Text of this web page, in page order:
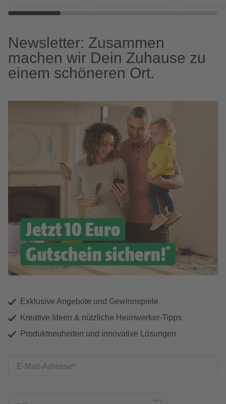
Newsletter: Zusammen
machen wir Dein Zuhause zu
einem schöneren Ort.
Exklusive Angebote und Gewinnspiele
Kreative Ideen & nützliche Heimwerker-Tipps
Produktneuheiten und innovative Lösungen
E-Mail-Adresse